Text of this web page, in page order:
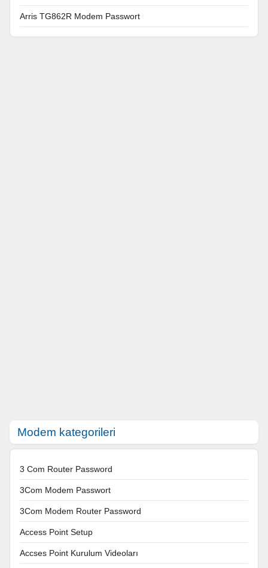
Arris TG862R Modem Passwort
Modem kategorileri
3 Com Router Password
3Com Modem Passwort
3Com Modem Router Password
Access Point Setup
Accses Point Kurulum Videoları